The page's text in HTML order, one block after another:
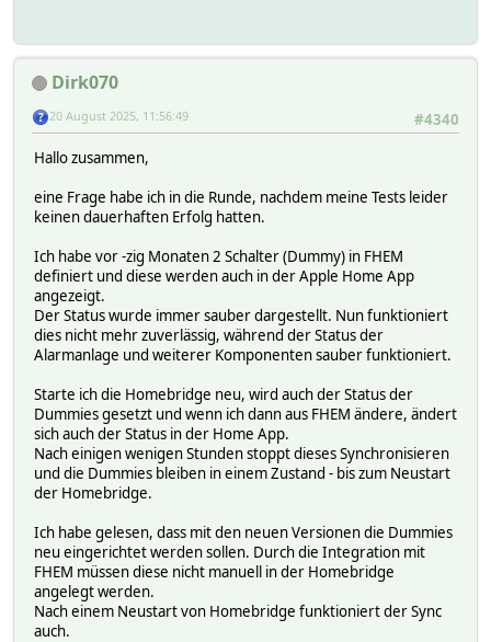
Dirk070
#4340
20 August 2025, 11:56:49
Hallo zusammen,
eine Frage habe ich in die Runde, nachdem meine Tests leider
keinen dauerhaften Erfolg hatten.
Ich habe vor -zig Monaten 2 Schalter (Dummy) in FHEM
definiert und diese werden auch in der Apple Home App
angezeigt.
Der Status wurde immer sauber dargestellt. Nun funktioniert
dies nicht mehr zuverlässig, während der Status der
Alarmanlage und weiterer Komponenten sauber funktioniert.
Starte ich die Homebridge neu, wird auch der Status der
Dummies gesetzt und wenn ich dann aus FHEM ändere, ändert
sich auch der Status in der Home App.
Nach einigen wenigen Stunden stoppt dieses Synchronisieren
und die Dummies bleiben in einem Zustand - bis zum Neustart
der Homebridge.
Ich habe gelesen, dass mit den neuen Versionen die Dummies
neu eingerichtet werden sollen. Durch die Integration mit
FHEM müssen diese nicht manuell in der Homebridge
angelegt werden.
Nach einem Neustart von Homebridge funktioniert der Sync
auch.